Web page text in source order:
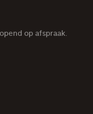
op afspraak.